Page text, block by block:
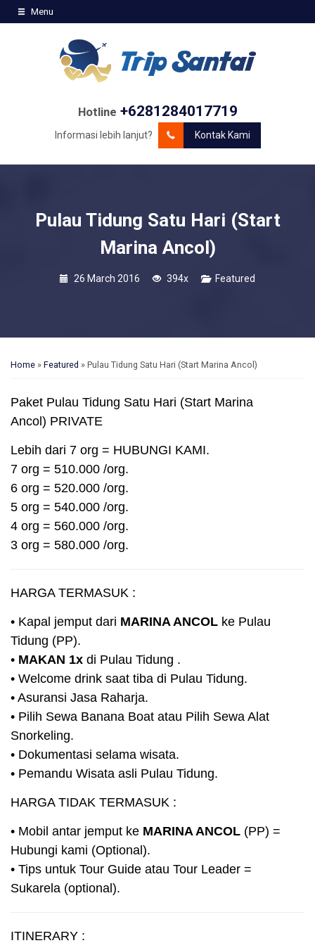
Menu
Hotline +6281284017719
Informasi lebih lanjut? Kontak Kami
Pulau Tidung Satu Hari (Start
Marina Ancol)
26 March 2016 394x Featured
Home » Featured » Pulau Tidung Satu Hari (Start Marina Ancol)
Paket Pulau Tidung Satu Hari (Start Marina
Ancol) PRIVATE
Lebih dari 7 org = HUBUNGI KAMI.
7 org = 510.000 /org.
6 org = 520.000 /org.
5 org = 540.000 /org.
4 org = 560.000 /org.
3 org = 580.000 /org.
HARGA TERMASUK :
• Kapal jemput dari MARINA ANCOL ke Pulau
Tidung (PP).
• MAKAN 1x di Pulau Tidung .
• Welcome drink saat tiba di Pulau Tidung.
• Asuransi Jasa Raharja.
• Pilih Sewa Banana Boat atau Pilih Sewa Alat
Snorkeling.
• Dokumentasi selama wisata.
• Pemandu Wisata asli Pulau Tidung.
HARGA TIDAK TERMASUK :
• Mobil antar jemput ke MARINA ANCOL (PP) =
Hubungi kami (Optional).
• Tips untuk Tour Guide atau Tour Leader =
Sukarela (optional).
ITINERARY :